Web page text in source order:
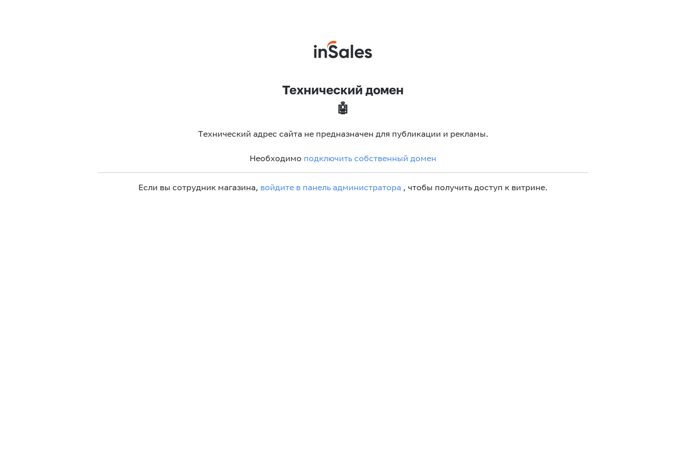
Технический домен
🤖
Технический адрес сайта не предназначен для публикации и рекламы.
Необходимо подключить собственный домен
Если вы сотрудник магазина, войдите в панель администратора , чтобы получить доступ к витрине.